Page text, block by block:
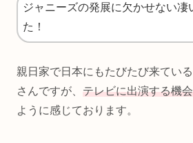
ジャニーズの発展に欠かせない凄
た！
親日家で日本にもたびたび来てい
さんですが、 テレビに出演する機
ように感じております。